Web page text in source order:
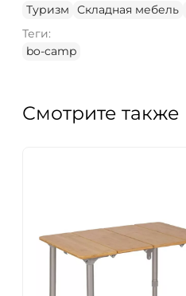
Туризм
Складная мебель
Теги:
bo-camp
Смотрите также